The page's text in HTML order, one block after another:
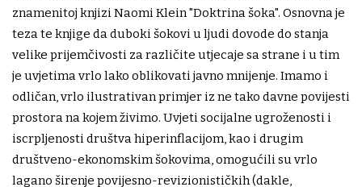
znamenitoj knjizi Naomi Klein "Doktrina šoka". Osnovna je
teza te knjige da duboki šokovi u ljudi dovode do stanja
velike prijemčivosti za različite utjecaje sa strane i u tim
je uvjetima vrlo lako oblikovati javno mnijenje. Imamo i
odličan, vrlo ilustrativan primjer iz ne tako davne povijesti
prostora na kojem živimo. Uvjeti socijalne ugroženosti i
iscrpljenosti društva hiperinflacijom, kao i drugim
društveno-ekonomskim šokovima, omogućili su vrlo
lagano širenje povijesno-revizionističkih (dakle,